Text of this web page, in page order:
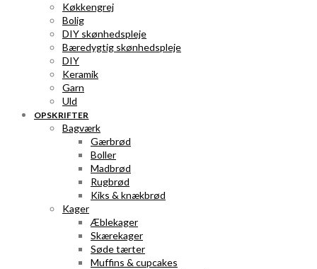
Køkkengrej
Bolig
DIY skønhedspleje
Bæredygtig skønhedspleje
DIY
Keramik
Garn
Uld
OPSKRIFTER
Bagværk
Gærbrød
Boller
Madbrød
Rugbrød
Kiks & knækbrød
Kager
Æblekager
Skærekager
Søde tærter
Muffins & cupcakes